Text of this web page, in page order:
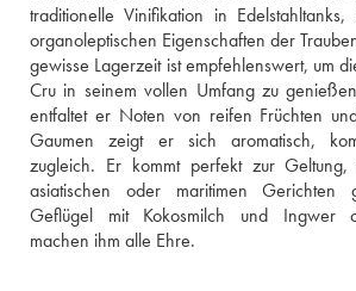
traditionelle Vinifikation in
organoleptischen Eigenschaften der
gewisse Lagerzeit ist empfehlenswert, um
Cru in seinem vollen Umfang zu
entfaltet er Noten von reifen Früchten
Gaumen zeigt er sich aromatisch,
zugleich. Er kommt perfekt zur
asiatischen oder maritimen Gerichten
Geflügel mit Kokosmilch und Ingwer
machen ihm alle Ehre.